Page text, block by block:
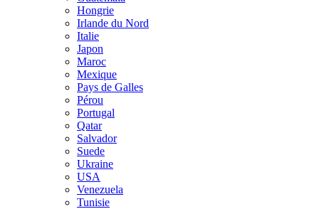
Hongrie
Irlande du Nord
Italie
Japon
Maroc
Mexique
Pays de Galles
Pérou
Portugal
Qatar
Salvador
Suede
Ukraine
USA
Venezuela
Tunisie